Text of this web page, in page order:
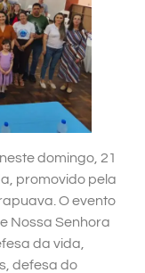
domingo, 21
promovido pela
O evento
Nossa Senhora
da vida,
defesa do